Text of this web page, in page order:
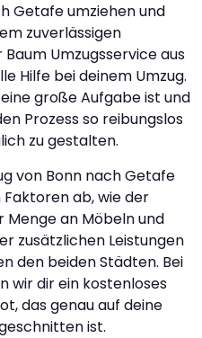
Getafe umziehen und
zuverlässigen
Baum Umzugsservice aus
Hilfe bei deinem Umzug.
große Aufgabe ist und
Prozess so reibungslos
zu gestalten.
von Bonn nach Getafe
ab, wie der
Menge an Möbeln und
zusätzlichen Leistungen
den beiden Städten. Bei
wir dir ein kostenloses
das genau auf deine
ist.